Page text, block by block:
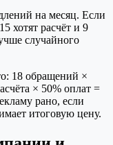
на месяц. Если
хотят расчёт и 9
случайного
18 обращений ×
× 50% оплат =
рано, если
итоговую цену.